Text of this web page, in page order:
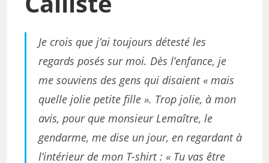
Je crois que j’ai toujours détesté les
regards posés sur moi. Dès l’enfance, je
me souviens des gens qui disaient « mais
quelle jolie petite fille ». Trop jolie, à mon
avis, pour que monsieur Lemaître, le
gendarme, me dise un jour, en regardant à
l’intérieur de mon T-shirt : « Tu vas être